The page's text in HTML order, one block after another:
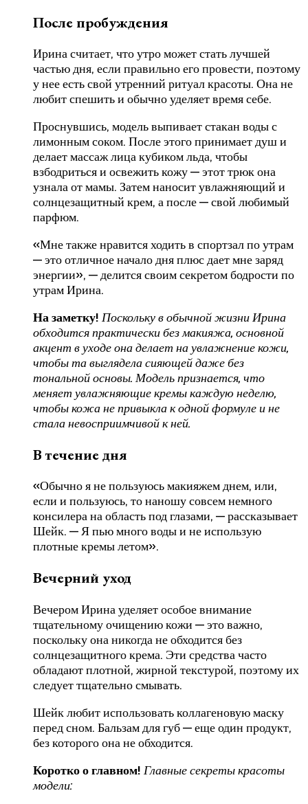
После пробуждения
Ирина считает, что утро может стать лучшей
частью дня, если правильно его провести, поэтому
у нее есть свой утренний ритуал красоты. Она не
любит спешить и обычно уделяет время себе.
Проснувшись, модель выпивает стакан воды с
лимонным соком. После этого принимает душ и
делает массаж лица кубиком льда, чтобы
взбодриться и освежить кожу — этот трюк она
узнала от мамы. Затем наносит увлажняющий и
солнцезащитный крем, а после — свой любимый
парфюм.
«Мне также нравится ходить в спортзал по утрам
— это отличное начало дня плюс дает мне заряд
энергии», — делится своим секретом бодрости по
утрам Ирина.
На заметку! Поскольку в обычной жизни Ирина
обходится практически без макияжа, основной
акцент в уходе она делает на увлажнение кожи,
чтобы та выглядела сияющей даже без
тональной основы. Модель признается, что
меняет увлажняющие кремы каждую неделю,
чтобы кожа не привыкла к одной формуле и не
стала невосприимчивой к ней.
В течение дня
«Обычно я не пользуюсь макияжем днем, или,
если и пользуюсь, то наношу совсем немного
консилера на область под глазами, — рассказывает
Шейк. — Я пью много воды и не использую
плотные кремы летом».
Вечерний уход
Вечером Ирина уделяет особое внимание
тщательному очищению кожи — это важно,
поскольку она никогда не обходится без
солнцезащитного крема. Эти средства часто
обладают плотной, жирной текстурой, поэтому их
следует тщательно смывать.
Шейк любит использовать коллагеновую маску
перед сном. Бальзам для губ — еще один продукт,
без которого она не обходится.
Коротко о главном! Главные секреты красоты
модели: